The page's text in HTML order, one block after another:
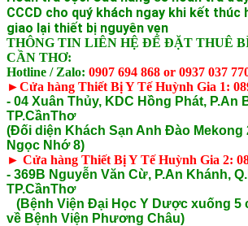
CCCD cho quý khách ngay khi kết thúc
giao lại thiết bị nguyên vẹn
THÔNG TIN LIÊN HỆ ĐỂ ĐẶT THUÊ
CẦN THƠ:
Hotline / Zalo: 0907 694 868 or 0937 037
►Cửa hàng Thiết Bị Y Tế Huỳnh Gia 1:
- 04 Xuân Thủy, KDC Hồng Phát, P.An
TP.CầnThơ
(Đối diện Khách Sạn Anh Đào Mekong
Ngọc Nhớ 8)
► Cửa hàng Thiết Bị Y Tế Huỳnh Gia 2:
- 369B Nguyễn Văn Cừ, P.An Khánh,
TP.CầnThơ
(Bệnh Viện Đại Học Y Dược xuống 5
về Bệnh Viện Phương Châu)